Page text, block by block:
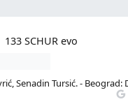
133 SCHUR evo
Senadin Tursić. - Beograd: